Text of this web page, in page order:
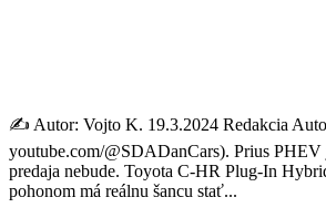
✍️ Autor: Vojto K. 19.3.2024 Redakcia
youtube.com/@SDADanCars). Prius
predaja nebude. Toyota C-HR Plug-In
pohonom má reálnu šancu stať...